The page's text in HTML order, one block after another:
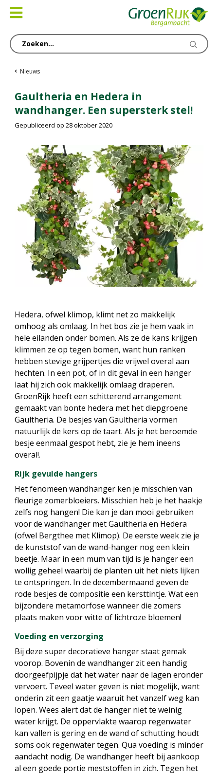
naar
Nieuws
Gaultheria en Hedera in
wandhanger. Een supersterk stel!
Gepubliceerd op 28 oktober 2020
Hedera, ofwel klimop, klimt net zo makkelijk
omhoog als omlaag. In het bos zie je hem vaak in
hele eilanden onder bomen. Als ze de kans krijgen
klimmen ze op tegen bomen, want hun ranken
hebben stevige grijpertjes die vrijwel overal aan
hechten. In een pot, of in dit geval in een hanger
laat hij zich ook makkelijk omlaag draperen.
GroenRijk heeft een schitterend arrangement
gemaakt van bonte hedera met het diepgroene
Gaultheria. De besjes van Gaultheria vormen
natuurlijk de kers op de taart. Als je het beroemde
besje eenmaal gespot hebt, zie je hem ineens
overal!.
Rijk gevulde hangers
Het fenomeen wandhanger ken je misschien van
fleurige zomerbloeiers. Misschien heb je het haakje
zelfs nog hangen! Die kan je dan mooi gebruiken
voor de wandhanger met Gaultheria en Hedera
(ofwel Bergthee met Klimop). De eerste week zie je
de kunststof van de wand-hanger nog een klein
beetje. Maar in een mum van tijd is je hanger een
wollig geheel waarbij de planten uit het niets lijken
te ontspringen. In de decembermaand geven de
rode besjes de compositie een kersttintje. Wat een
bijzondere metamorfose wanneer die zomers
plaats maken voor witte of lichtroze bloemen!
Voeding en verzorging
Bij deze super decoratieve hanger staat gemak
voorop. Bovenin de wandhanger zit een handig
doorgeefpijpje dat het water naar de lagen eronder
vervoert. Teveel water geven is niet mogelijk, want
onderin zit een gaatje waaruit het vanzelf weg kan
lopen. Wees alert dat de hanger niet te weinig
water krijgt. De oppervlakte waarop regenwater
kan vallen is gering en de wand of schutting houdt
soms ook regenwater tegen. Qua voeding is minder
aandacht nodig. De wandhanger heeft bij aankoop
al een goede portie meststoffen in zich. Tegen het